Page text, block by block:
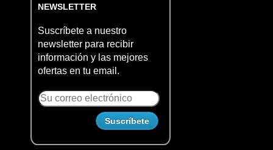
NEWSLETTER
Suscríbete a nuestro
newsletter para recibir
información y las mejores
ofertas en tu email.